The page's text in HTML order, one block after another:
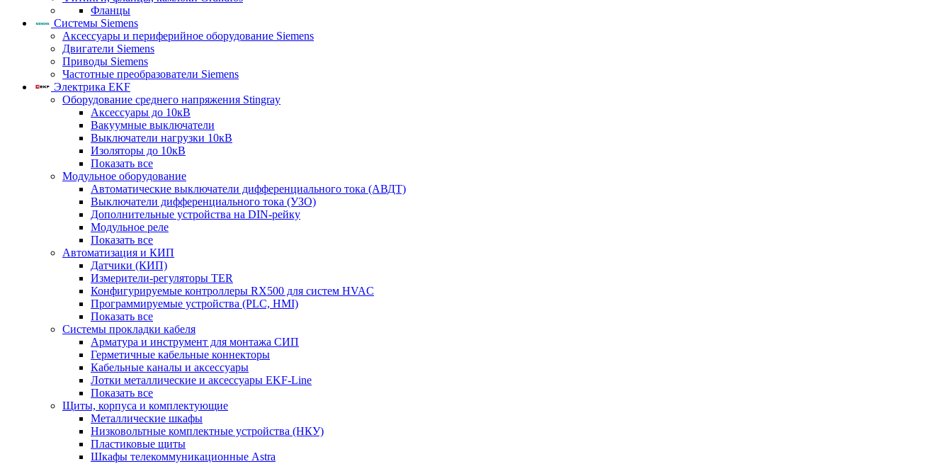
Фланцы
Системы Siemens
Аксессуары и периферийное оборудование Siemens
Двигатели Siemens
Приводы Siemens
Частотные преобразователи Siemens
Электрика EKF
Оборудование среднего напряжения Stingray
Аксессуары до 10кВ
Вакуумные выключатели
Выключатели нагрузки 10кВ
Изоляторы до 10кВ
Показать все
Модульное оборудование
Автоматические выключатели дифференциального тока (АВДТ)
Выключатели дифференциального тока (УЗО)
Дополнительные устройства на DIN-рейку
Модульное реле
Показать все
Автоматизация и КИП
Датчики (КИП)
Измерители-регуляторы TER
Конфигурируемые контроллеры RX500 для систем HVAC
Программируемые устройства (PLC, HMI)
Показать все
Системы прокладки кабеля
Арматура и инструмент для монтажа СИП
Герметичные кабельные коннекторы
Кабельные каналы и аксессуары
Лотки металлические и аксессуары EKF-Line
Показать все
Щиты, корпуса и комплектующие
Металлические шкафы
Низковольтные комплектные устройства (НКУ)
Пластиковые щиты
Шкафы телекоммуникационные Astra